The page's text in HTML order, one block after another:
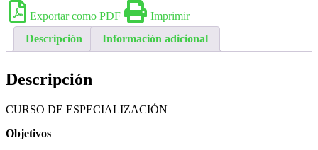
Exportar como PDF
Imprimir
Descripción
Información adicional
Descripción
CURSO DE ESPECIALIZACIÓN
Objetivos